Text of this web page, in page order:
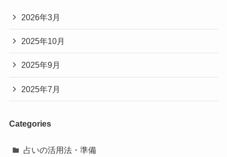
2026年3月
2025年10月
2025年9月
2025年7月
Categories
占いの活用法・準備